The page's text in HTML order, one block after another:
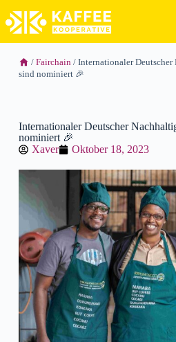
/ Fairchain/ Internationaler
sind nominiert 🎉
Internationaler Deutscher
nominiert 🎉
Xaver
Oktober 18, 2023